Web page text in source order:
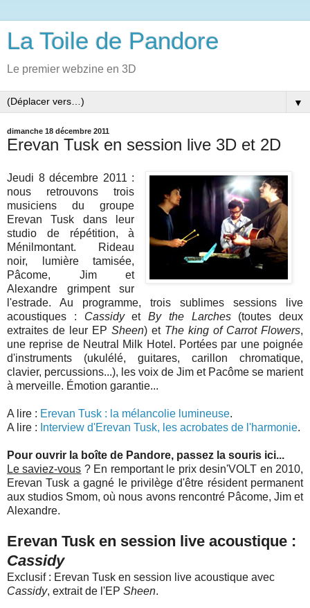
La Toile de Pandore
Le premier webzine en 3D
▼
dimanche 18 décembre 2011
Erevan Tusk en session live 3D et 2D
Jeudi 8 décembre 2011 :
nous retrouvons trois
musiciens du groupe
Erevan Tusk dans leur
studio de répétition, à
Ménilmontant. Rideau
noir, lumière tamisée,
Pâcome, Jim et
Alexandre grimpent sur
l'estrade. Au programme, trois sublimes sessions live
acoustiques : Cassidyet By the Larches(toutes deux
extraites de leur EP Sheen) et The king of Carrot Flowers,
une reprise de Neutral Milk Hotel. Portées par une poignée
d'instruments (ukulélé, guitares, carillon chromatique,
clavier, percussions...), les voix de Jim et Pacôme se marient
à merveille. Émotion garantie...
A lire : Erevan Tusk : la mélancolie lumineuse.
A lire : Interview d'Erevan Tusk, les acrobates de l'harmonie.
Pour ouvrir la boîte de Pandore, passez la souris ici...
Le saviez-vous ? En remportant le prix desin'VOLT en 2010,
Erevan Tusk a gagné le privilège d'être résident permanent
aux studios Smom, où nous avons rencontré Pâcome, Jim et
Alexandre.
Erevan Tusk en session live acoustique :
Cassidy
Exclusif : Erevan Tusk en session live acoustique avec
Cassidy, extrait de l'EP Sheen.